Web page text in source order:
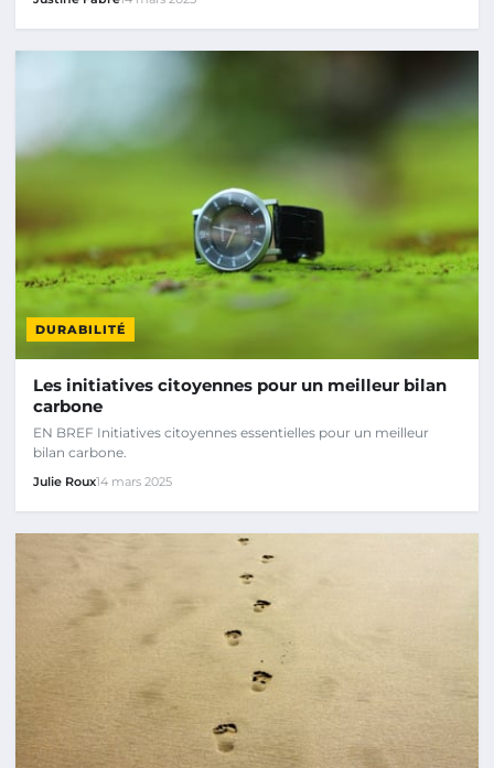
DURABILITÉ
Les initiatives citoyennes pour un meilleur bilan
carbone
EN BREF Initiatives citoyennes essentielles pour un meilleur
bilan carbone.
Julie Roux14 mars 2025